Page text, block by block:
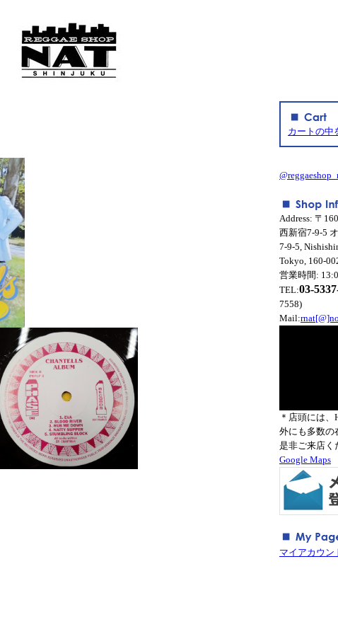
カートの中
Address: 〒
西新宿7-9-5
7-9-5,
Tokyo, 160-
営業時間:
TEL:03-
7558)
Mail:
＊店頭には
外にも多数の
是非ご来店く
Google Maps
マイアカウン